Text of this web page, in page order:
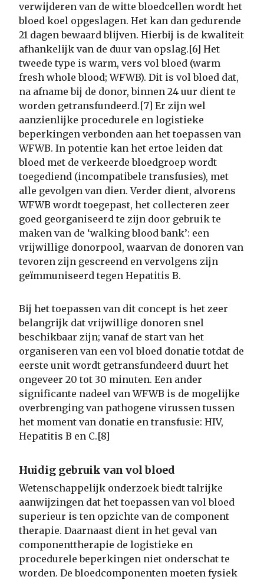
verwijderen van de witte bloedcellen wordt het
bloed koel opgeslagen. Het kan dan gedurende
21 dagen bewaard blijven. Hierbij is de kwaliteit
afhankelijk van de duur van opslag.[6] Het
tweede type is warm, vers vol bloed (warm
fresh whole blood; WFWB). Dit is vol bloed dat,
na afname bij de donor, binnen 24 uur dient te
worden getransfundeerd.[7] Er zijn wel
aanzienlijke procedurele en logistieke
beperkingen verbonden aan het toepassen van
WFWB. In potentie kan het ertoe leiden dat
bloed met de verkeerde bloedgroep wordt
toegediend (incompatibele transfusies), met
alle gevolgen van dien. Verder dient, alvorens
WFWB wordt toegepast, het collecteren zeer
goed georganiseerd te zijn door gebruik te
maken van de ‘walking blood bank’: een
vrijwillige donorpool, waarvan de donoren van
tevoren zijn gescreend en vervolgens zijn
geïmmuniseerd tegen Hepatitis B.
Bij het toepassen van dit concept is het zeer
belangrijk dat vrijwillige donoren snel
beschikbaar zijn; vanaf de start van het
organiseren van een vol bloed donatie totdat de
eerste unit wordt getransfundeerd duurt het
ongeveer 20 tot 30 minuten. Een ander
significante nadeel van WFWB is de mogelijke
overbrenging van pathogene virussen tussen
het moment van donatie en transfusie: HIV,
Hepatitis B en C.[8]
Huidig gebruik van vol bloed
Wetenschappelijk onderzoek biedt talrijke
aanwijzingen dat het toepassen van vol bloed
superieur is ten opzichte van de component
therapie. Daarnaast dient in het geval van
componenttherapie de logistieke en
procedurele beperkingen niet onderschat te
worden. De bloedcomponenten moeten fysiek